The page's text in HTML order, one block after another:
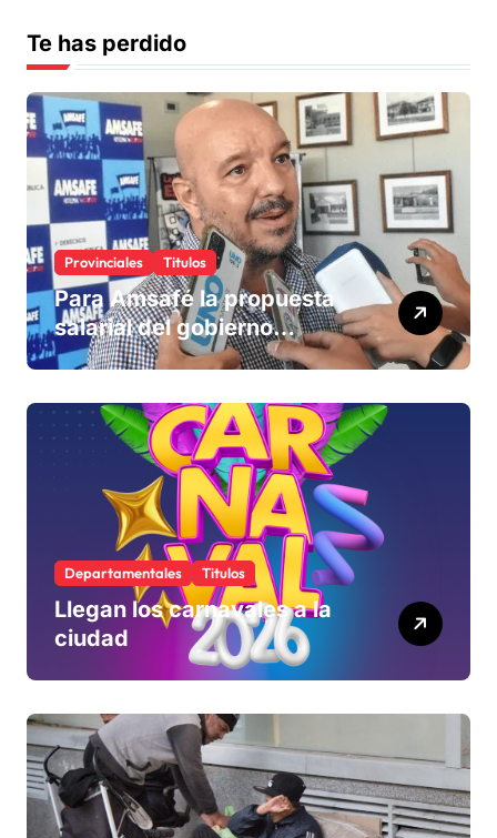
Te has perdido
Provinciales Titulos
Para Amsafé la propuesta
salarial del gobierno
«queda corta» y el viernes
rechaza
Departamentales Titulos
Llegan los carnavales a la
ciudad